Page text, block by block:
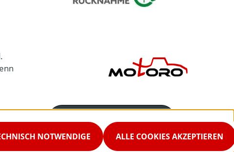
02542-9298867
Servicezeiten
NOTWENDIGE ALLE COOKIES AKZEPTIEREN